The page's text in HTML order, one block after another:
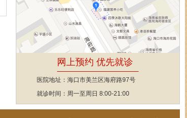
网上预约 优先就诊
医院地址：海口市美兰区海府路97号
就诊时间：周一至周日 8:00-21:00